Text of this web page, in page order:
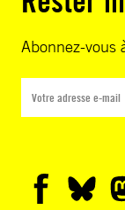
Abonnez-vous